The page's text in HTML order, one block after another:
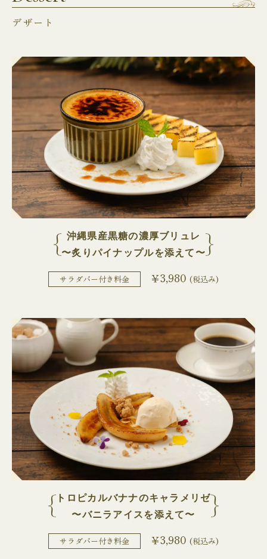
デザート
沖縄県産黒糖の濃厚ブリュレ
〜炙りパイナップルを添えて〜
サラダバー付き料金 ￥3,980 (税込み)
トロピカルバナナのキャラメリゼ
〜バニラアイスを添えて〜
サラダバー付き料金 ￥3,980 (税込み)